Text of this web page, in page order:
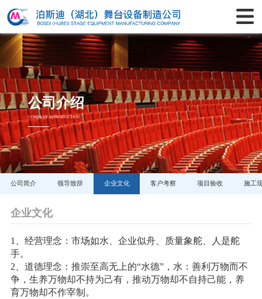
公司介绍
COMPANY INTRODUCTION
公司简介 领导致辞 企业文化 客户考察 项目验收 施工
企业文化
1、经营理念：市场如水、企业似舟、质量象舵、人是舵
手。
2、道德理念：推崇至高无上的“水德”，水：善利万物而不
争，生养万物却不持为己有，推动万物却不自持己能，养
育万物却不作宰制。